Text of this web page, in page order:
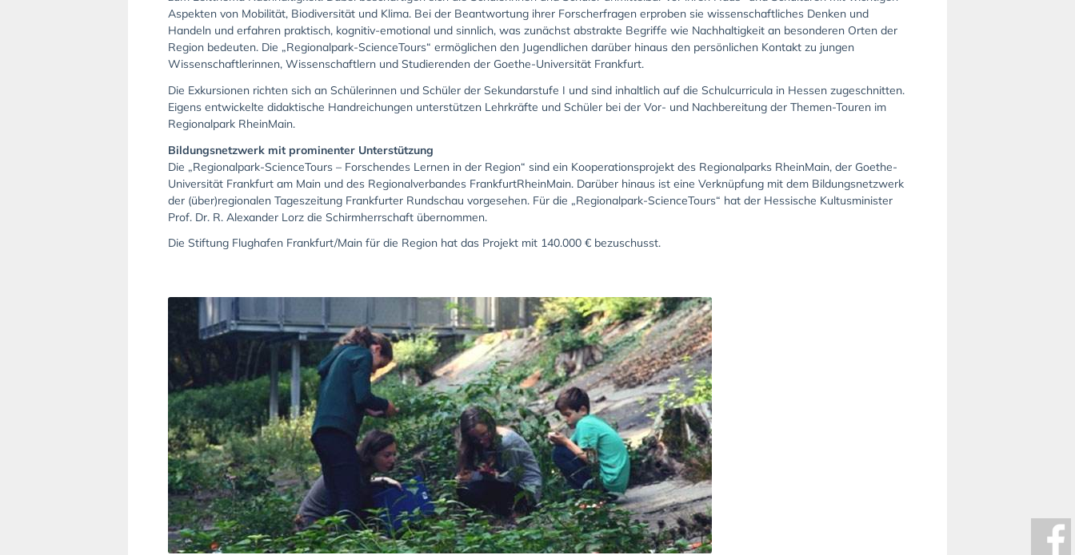
Aspekten von Mobilität, Biodiversität und Klima. Bei der Beantwortung ihrer Forscherfragen erproben sie wissenschaftliches Denken und
Handeln und erfahren praktisch, kognitiv-emotional und sinnlich, was zunächst abstrakte Begriffe wie Nachhaltigkeit an besonderen Orten der
Region bedeuten. Die „Regionalpark-ScienceTours“ ermöglichen den Jugendlichen darüber hinaus den persönlichen Kontakt zu jungen
Wissenschaftlerinnen, Wissenschaftlern und Studierenden der Goethe-Universität Frankfurt.
Die Exkursionen richten sich an Schülerinnen und Schüler der Sekundarstufe I und sind inhaltlich auf die Schulcurricula in Hessen zugeschnitten.
Eigens entwickelte didaktische Handreichungen unterstützen Lehrkräfte und Schüler bei der Vor- und Nachbereitung der Themen-Touren im
Regionalpark RheinMain.
Bildungsnetzwerk mit prominenter Unterstützung
Die „Regionalpark-ScienceTours – Forschendes Lernen in der Region“ sind ein Kooperationsprojekt des Regionalparks RheinMain, der Goethe-
Universität Frankfurt am Main und des Regionalverbandes FrankfurtRheinMain. Darüber hinaus ist eine Verknüpfung mit dem Bildungsnetzwerk
der (über)regionalen Tageszeitung Frankfurter Rundschau vorgesehen. Für die „Regionalpark-ScienceTours“ hat der Hessische Kultusminister
Prof. Dr. R. Alexander Lorz die Schirmherrschaft übernommen.
Die Stiftung Flughafen Frankfurt/Main für die Region hat das Projekt mit 140.000 € bezuschusst.